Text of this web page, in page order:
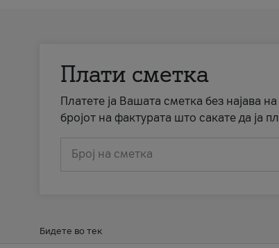
Плати сметка
Платете ја Вашата сметка без најава
бројот на фактурата што сакате да ја
Број на сметка
Бидете во тек